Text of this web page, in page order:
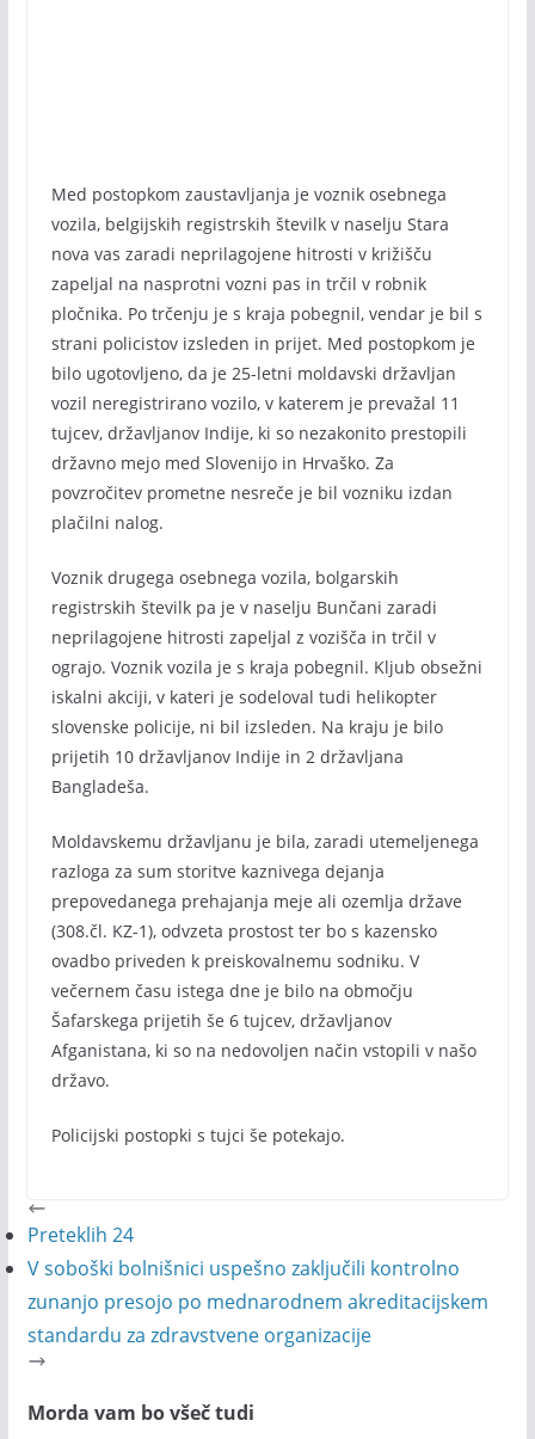
Med postopkom zaustavljanja je voznik osebnega
vozila, belgijskih registrskih številk v naselju Stara
nova vas zaradi neprilagojene hitrosti v križišču
zapeljal na nasprotni vozni pas in trčil v robnik
pločnika. Po trčenju je s kraja pobegnil, vendar je bil s
strani policistov izsleden in prijet. Med postopkom je
bilo ugotovljeno, da je 25-letni moldavski državljan
vozil neregistrirano vozilo, v katerem je prevažal 11
tujcev, državljanov Indije, ki so nezakonito prestopili
državno mejo med Slovenijo in Hrvaško. Za
povzročitev prometne nesreče je bil vozniku izdan
plačilni nalog.
Voznik drugega osebnega vozila, bolgarskih
registrskih številk pa je v naselju Bunčani zaradi
neprilagojene hitrosti zapeljal z vozišča in trčil v
ograjo. Voznik vozila je s kraja pobegnil. Kljub obsežni
iskalni akciji, v kateri je sodeloval tudi helikopter
slovenske policije, ni bil izsleden. Na kraju je bilo
prijetih 10 državljanov Indije in 2 državljana
Bangladeša.
Moldavskemu državljanu je bila, zaradi utemeljenega
razloga za sum storitve kaznivega dejanja
prepovedanega prehajanja meje ali ozemlja države
(308.čl. KZ-1), odvzeta prostost ter bo s kazensko
ovadbo priveden k preiskovalnemu sodniku. V
večernem času istega dne je bilo na območju
Šafarskega prijetih še 6 tujcev, državljanov
Afganistana, ki so na nedovoljen način vstopili v našo
državo.
Policijski postopki s tujci še potekajo.
Preteklih 24
V soboški bolnišnici uspešno zaključili kontrolno
zunanjo presojo po mednarodnem akreditacijskem
standardu za zdravstvene organizacije
Morda vam bo všeč tudi